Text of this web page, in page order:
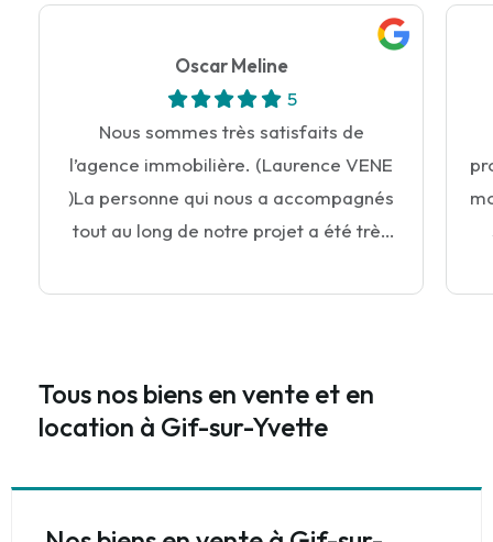
Oscar Meline
5
Nous sommes très satisfaits de
l’agence immobilière. (Laurence VENE
)La personne qui nous a accompagnés
tout au long de notre projet a été très
réactive à chacune de nos questions.
Tous nos biens en vente et en
location à Gif-sur-Yvette